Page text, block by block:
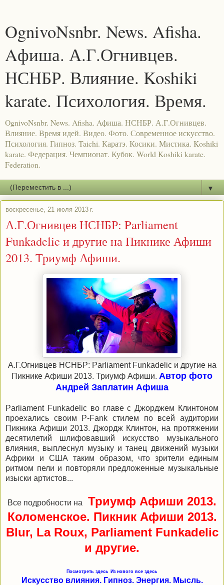
OgnivoNsnbr. News. Afisha.
Aфиша. А.Г.Огнивцев.
НСНБР. Влияние. Koshiki
karate. Психология. Время.
OgnivoNsnbr. News. Afisha. Aфиша. НСНБР. А.Г.Огнивцев.
Влияние. Время идей. Видео. Фото. Современное искусство.
Психология. Гипноз. Taichi. Каратэ. Косики. Мистика. Koshiki
karate. Федерация. Чемпионат. Кубок. World Koshiki karate.
Federation.
▼
воскресенье, 21 июля 2013 г.
А.Г.Огнивцев НСНБР: Parliament
Funkadelic и другие на Пикнике Афиши
2013. Триумф Афиши.
А.Г.Огнивцев НСНБР: Parliament Funkadelic и другие на
Пикнике Афиши 2013. Триумф Афиши. Автор фото
Андрей Заплатин Афиша
Parliament Funkadelic во главе с Джорджем Клинтоном
проехались своим P-Fankстилем по всей аудитории
Пикника Афиши 2013. Джордж Клинтон, на протяжении
десятилетий шлифовавший искусство музыкального
влияния, выплеснул музыку и танец движений музыки
Африки и США таким образом, что зрители единым
ритмом пели и повторяли предложенные музыкальные
изыски артистов...
Все подробности на
Триумф Афиши 2013.
Коломенское. Пикник Афиши 2013.
Blur, La Roux, Parliament Funkadelic
и другие.
Посмотреть здесь Из нового все здесь
Искусство влияния. Гипноз. Энергия. Мысль.